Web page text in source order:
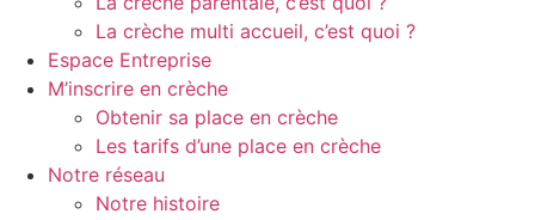
La crèche multi accueil, c’est quoi ?
Espace Entreprise
M’inscrire en crèche
Obtenir sa place en crèche
Les tarifs d’une place en crèche
Notre réseau
Notre histoire